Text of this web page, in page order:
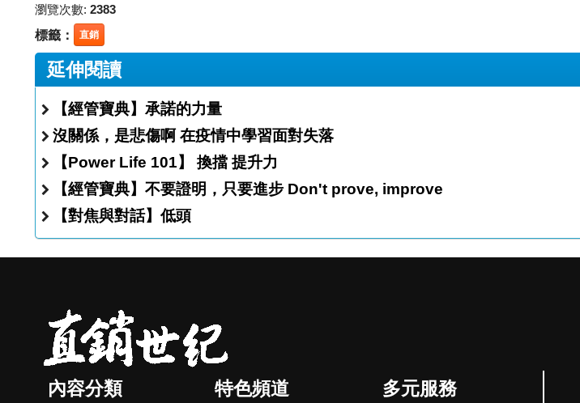
瀏覽次數: 2383
標籤： 直銷
延伸閱讀
【經管寶典】承諾的力量
沒關係，是悲傷啊 在疫情中學習面對失落
【Power Life 101】 換擋 提升力
【經管寶典】不要證明，只要進步 Don't prove, improve
【對焦與對話】低頭
內容分類 特色頻道 多元服務